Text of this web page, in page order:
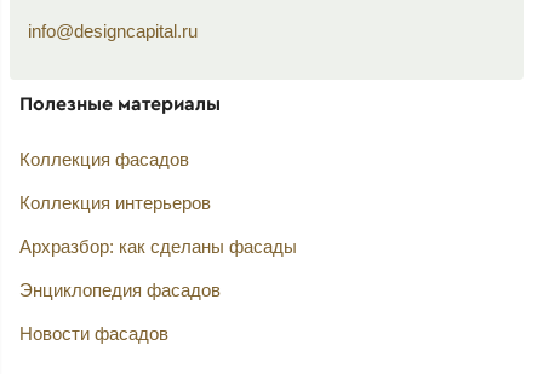
info@designcapital.ru
Полезные материалы
Коллекция фасадов
Коллекция интерьеров
Архразбор: как сделаны фасады
Энциклопедия фасадов
Новости фасадов